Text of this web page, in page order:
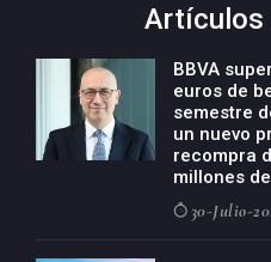
Artículos
BBVA
euros de
semestre
un nuevo
recompra
millones
30-Julio-